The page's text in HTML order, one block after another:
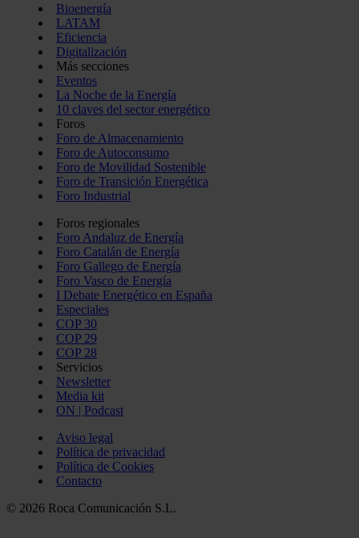
Bioenergía
LATAM
Eficiencia
Digitalización
Más secciones
Eventos
La Noche de la Energía
10 claves del sector energético
Foros
Foro de Almacenamiento
Foro de Autoconsumo
Foro de Movilidad Sostenible
Foro de Transición Energética
Foro Industrial
Foros regionales
Foro Andaluz de Energía
Foro Catalán de Energía
Foro Gallego de Energía
Foro Vasco de Energía
I Debate Energético en España
Especiales
COP 30
COP 29
COP 28
Servicios
Newsletter
Media kit
ON | Podcast
Aviso legal
Política de privacidad
Política de Cookies
Contacto
© 2026 Roca Comunicación S.L.